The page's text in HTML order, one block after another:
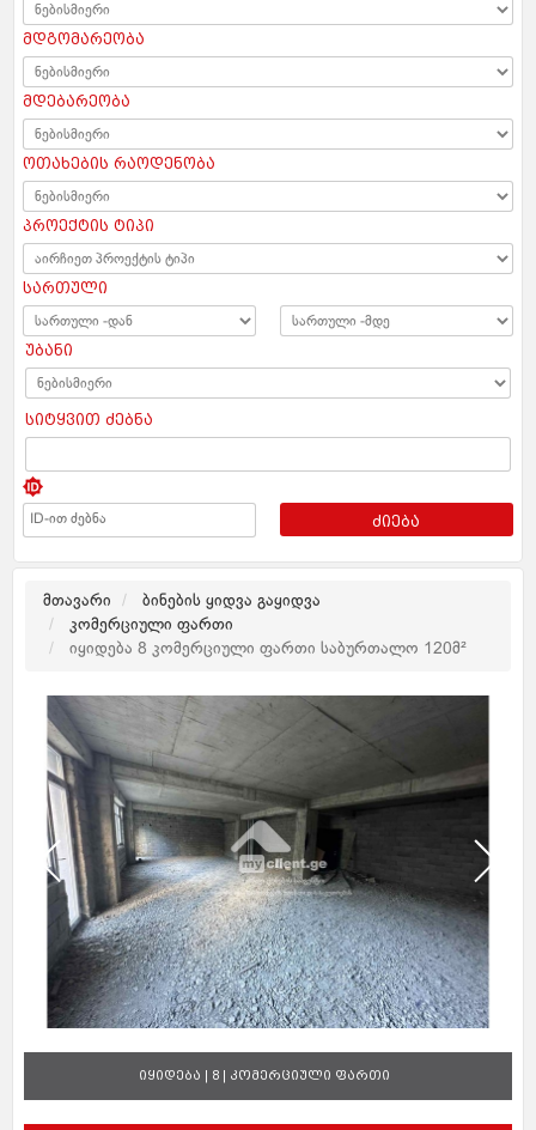
მდგომარეობა
მდებარეობა
ოთახების რაოდენობა
პროექტის ტიპი
სართული
უბანი
სიტყვით ძებნა
ძიება
მთავარი
ბინების ყიდვა გაყიდვა
კომერციული ფართი
იყიდება 8 კომერციული ფართი საბურთალო 120მ²
იყიდება | 8 | კომერციული ფართი